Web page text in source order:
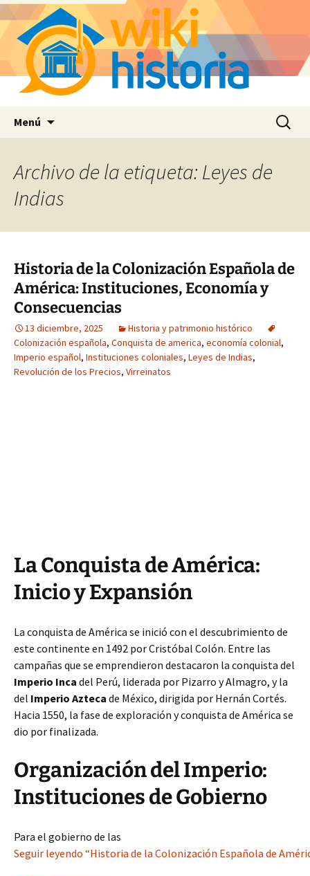
Menú Buscar:
Archivo de la etiqueta: Leyes de
Indias
Historia de la Colonización Española de
América: Instituciones, Economía y
Consecuencias
13 diciembre, 2025
Historia y patrimonio histórico
Colonización española, Conquista de america, economía colonial,
Imperio español, Instituciones coloniales, Leyes de Indias,
Revolución de los Precios, Virreinatos
La Conquista de América:
Inicio y Expansión
La conquista de América se inició con el descubrimiento de
este continente en 1492 por Cristóbal Colón. Entre las
campañas que se emprendieron destacaron la conquista del
Imperio Inca del Perú, liderada por Pizarro y Almagro, y la
del Imperio Azteca de México, dirigida por Hernán Cortés.
Hacia 1550, la fase de exploración y conquista de América se
dio por finalizada.
Organización del Imperio:
Instituciones de Gobierno
Para el gobierno de las
Seguir leyendo “Historia de la Colonización Española de